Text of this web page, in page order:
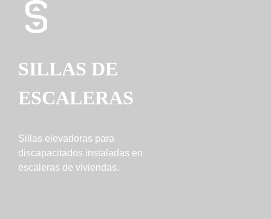
SILLAS DE
ESCALERAS
Sillas elevadoras para
discapacitados instaladas en
escaleras de viviendas.